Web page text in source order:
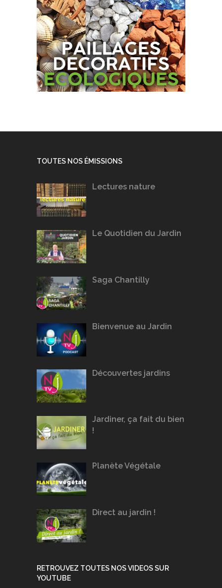
TOUTES NOS ÉMISSIONS
Lectures nature
Le Quotidien du Jardin
Saga Chantilly
Bienvenue au Jardin
Découvertes jardins
Jardiner, ça fait du bien
!
Planète Végétale
Direct au jardin !
RETROUVEZ TOUTES NOS VIDEOS SUR
YOUTUBE